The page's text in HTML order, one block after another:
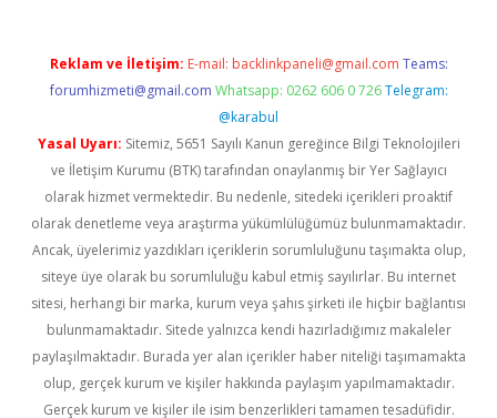
Reklam ve İletişim: E-mail: backlinkpaneli@gmail.com Teams:
forumhizmeti@gmail.com Whatsapp: 0262 606 0 726 Telegram:
@karabul
Yasal Uyarı: Sitemiz, 5651 Sayılı Kanun gereğince Bilgi Teknolojileri
ve İletişim Kurumu (BTK) tarafından onaylanmış bir Yer Sağlayıcı
olarak hizmet vermektedir. Bu nedenle, sitedeki içerikleri proaktif
olarak denetleme veya araştırma yükümlülüğümüz bulunmamaktadır.
Ancak, üyelerimiz yazdıkları içeriklerin sorumluluğunu taşımakta olup,
siteye üye olarak bu sorumluluğu kabul etmiş sayılırlar. Bu internet
sitesi, herhangi bir marka, kurum veya şahıs şirketi ile hiçbir bağlantısı
bulunmamaktadır. Sitede yalnızca kendi hazırladığımız makaleler
paylaşılmaktadır. Burada yer alan içerikler haber niteliği taşımamakta
olup, gerçek kurum ve kişiler hakkında paylaşım yapılmamaktadır.
Gerçek kurum ve kişiler ile isim benzerlikleri tamamen tesadüfidir.